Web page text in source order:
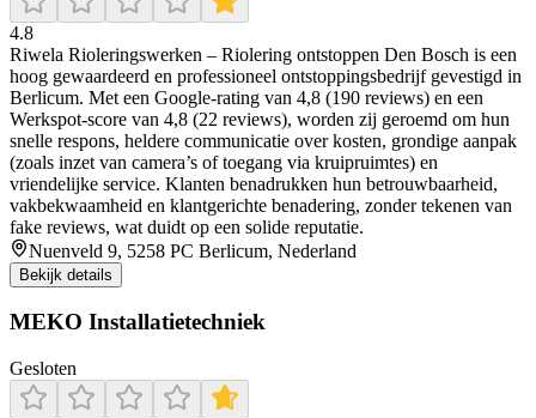
4.8
Riwela Rioleringswerken – Riolering ontstoppen Den Bosch is een
hoog gewaardeerd en professioneel ontstoppingsbedrijf gevestigd in
Berlicum. Met een Google-rating van 4,8 (190 reviews) en een
Werkspot-score van 4,8 (22 reviews), worden zij geroemd om hun
snelle respons, heldere communicatie over kosten, grondige aanpak
(zoals inzet van camera’s of toegang via kruipruimtes) en
vriendelijke service. Klanten benadrukken hun betrouwbaarheid,
vakbekwaamheid en klantgerichte benadering, zonder tekenen van
fake reviews, wat duidt op een solide reputatie.
Nuenveld 9, 5258 PC Berlicum, Nederland
Bekijk details
MEKO Installatietechniek
Gesloten